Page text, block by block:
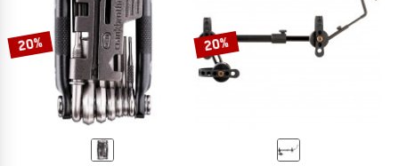
20% 20%